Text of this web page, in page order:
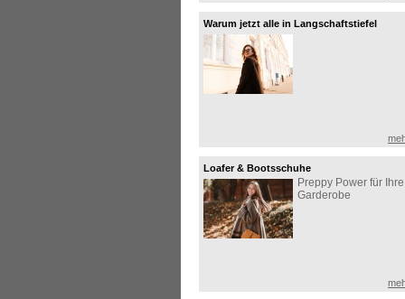
Warum jetzt alle in Langschaftstiefel
investieren!
Loafer & Bootsschuhe
Preppy Power für Ihre
Garderobe